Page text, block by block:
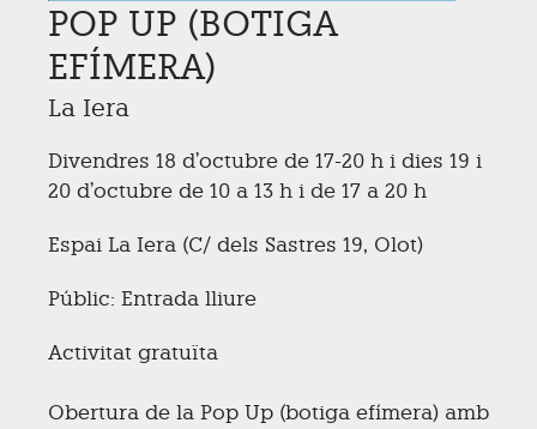
POP UP (BOTIGA
EFÍMERA)
La Iera
Divendres 18 d’octubre de 17-20 h i dies 19 i
20 d’octubre de 10 a 13 h i de 17 a 20 h
Espai La Iera (C/ dels Sastres 19, Olot)
Públic: Entrada lliure
Activitat gratuïta
Obertura de la Pop Up (botiga efímera) amb